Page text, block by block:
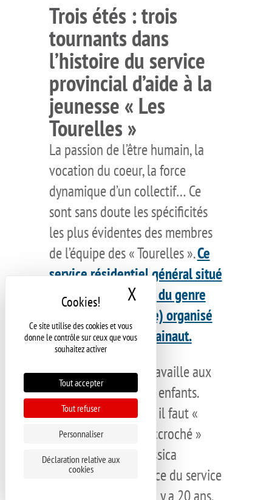
Ce site utilise des cookies et vous
donne le contrôle sur ceux que vous
souhaitez activer
Tout accepter
Tout refuser
Personnaliser
Déclaration relative aux
cookies
X Masquer le bandeau
Trois étés : trois
tournants dans
l’histoire du service
provincial d’aide à la
jeunesse « Les
Tourelles »
La passion de l’être humain, la
vocation du coeur, la force
dynamique d’un collectif… Ce
sont sans doute les spécificités
les plus évidentes des membres
de l’équipe des « Tourelles ».Ce
service résidentiel général situé
à Tournai est le seul du genre
(d’Aide à la jeunesse) organisé
par la Province de Hainaut.
L’équipe éducative travaille aux
côtés de 15 bébés et enfants.
Dans un domaine où il faut «
avoir le cœur bien accroché »
comme l’explique Jessica
Lecomte, coordinatrice du service
après y être arrivée il y a 20 ans.